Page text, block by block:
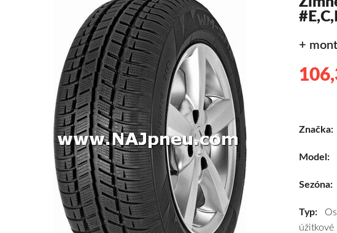
+
Značka:
Model:
Sezóna:
Typ:
úžitkové